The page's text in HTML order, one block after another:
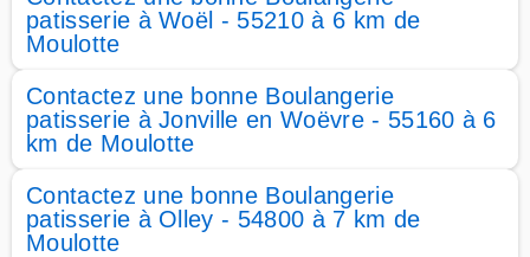
patisserie à Woël - 55210 à 6 km de
Moulotte
Contactez une bonne Boulangerie
patisserie à Jonville en Woëvre - 55160 à 6
km de Moulotte
Contactez une bonne Boulangerie
patisserie à Olley - 54800 à 7 km de
Moulotte